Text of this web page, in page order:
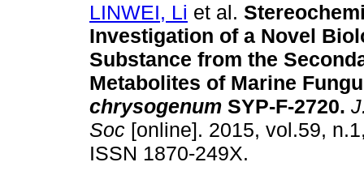
LINWEI, Li et al.
Investigation of a Novel
Substance from the
Metabolites of Marine
chrysogenum SYP-F-2720.
Soc [online]. 2015, vol.59,
ISSN 1870-249X.